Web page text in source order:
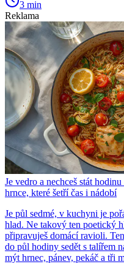
3 min
Reklama
Je vedro a nechceš stát
hrnce, které šetří čas i nádobí
Je půl sedmé, v kuchyni je
hlad. Ne takový ten poetický
připravuješ domácí ravioli.
do půl hodiny sedět s talířem
mýt hrnec, pánev, pekáč a tři